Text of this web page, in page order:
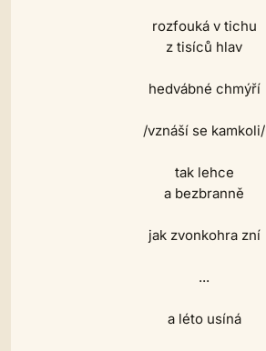
rozfouká v tichu
z tisíců hlav
hedvábné chmýří
/vznáší se kamkoli/
tak lehce
a bezbranně
jak zvonkohra zní
...
a léto usíná